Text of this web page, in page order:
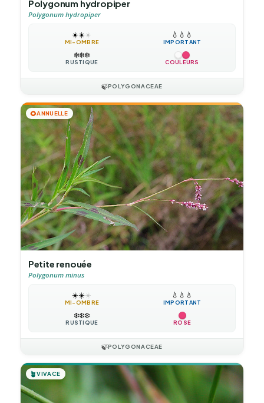
Polygonum hydropiper
Polygonum hydropiper
☀️☀️☀️
MI-OMBRE
💧 💧 💧
IMPORTANT
❄️❄️❄️
RUSTIQUE COULEURS
🍃POLYGONACEAE
🌻ANNUELLE
Petite renouée
Polygonum minus
☀️☀️☀️
MI-OMBRE
💧 💧 💧
IMPORTANT
❄️❄️❄️
RUSTIQUE ROSE
🍃POLYGONACEAE
🪴VIVACE